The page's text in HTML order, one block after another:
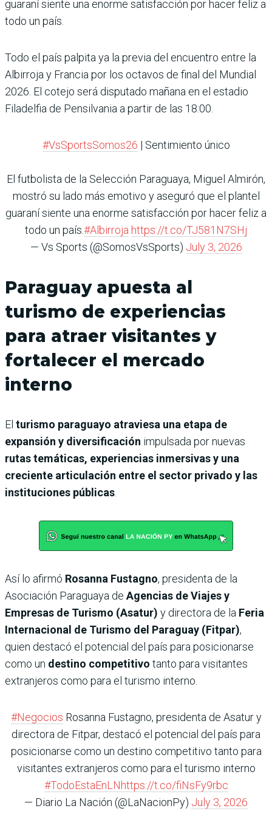
guaraní siente una enorme satisfacción por hacer feliz a
todo un país.
Todo el país palpita ya la previa del encuentro entre la
Albirroja y Francia por los octavos de final del Mundial
2026. El cotejo será disputado mañana en el estadio
Filadelfia de Pensilvania a partir de las 18:00.
#VsSportsSomos26 | Sentimiento único
El futbolista de la Selección Paraguaya, Miguel Almirón,
mostró su lado más emotivo y aseguró que el plantel
guaraní siente una enorme satisfacción por hacer feliz a
todo un país.#Albirroja https://t.co/TJ581N7SHj
— Vs Sports (@SomosVsSports) July 3, 2026
Paraguay apuesta al
turismo de experiencias
para atraer visitantes y
fortalecer el mercado
interno
El turismo paraguayo atraviesa una etapa de
expansión y diversificación impulsada por nuevas
rutas temáticas, experiencias inmersivas y una
creciente articulación entre el sector privado y las
instituciones públicas
Así lo afirmó Rosanna Fustagno, presidenta de la
Asociación Paraguaya de Agencias de Viajes y
Empresas de Turismo (Asatur) y directora de la Feria
Internacional de Turismo del Paraguay (Fitpar),
quien destacó el potencial del país para posicionarse
como un destino competitivo tanto para visitantes
extranjeros como para el turismo interno.
#Negocios Rosanna Fustagno, presidenta de Asatur y
directora de Fitpar, destacó el potencial del país para
posicionarse como un destino competitivo tanto para
visitantes extranjeros como para el turismo interno
#TodoEstaEnLNhttps://t.co/fiNsFy9rbc
— Diario La Nación (@LaNacionPy) July 3, 2026